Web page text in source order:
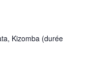
Kizomba (durée